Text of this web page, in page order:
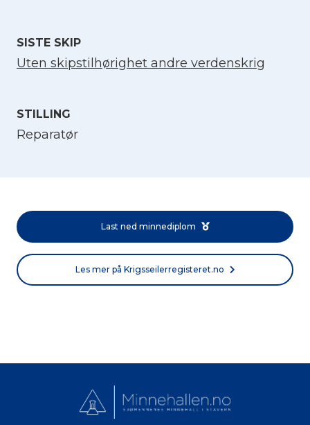
SISTE SKIP
Uten skipstilhørighet andre verdenskrig
STILLING
Reparatør
Last ned minnediplom
Les mer på Krigsseilerregisteret.no
English
Norsk bokmål